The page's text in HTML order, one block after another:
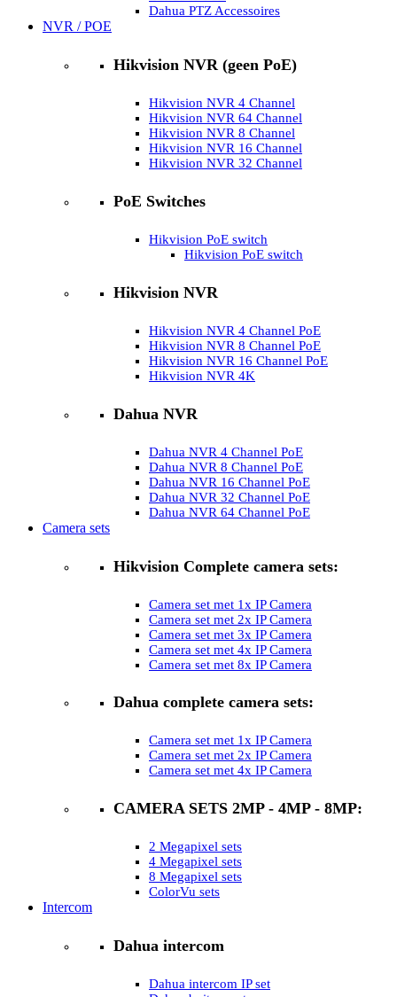
Dahua PTZ Accessoires
NVR / POE
Hikvision NVR (geen PoE)
Hikvision NVR 4 Channel
Hikvision NVR 64 Channel
Hikvision NVR 8 Channel
Hikvision NVR 16 Channel
Hikvision NVR 32 Channel
PoE Switches
Hikvision PoE switch
Hikvision PoE switch
Hikvision NVR
Hikvision NVR 4 Channel PoE
Hikvision NVR 8 Channel PoE
Hikvision NVR 16 Channel PoE
Hikvision NVR 4K
Dahua NVR
Dahua NVR 4 Channel PoE
Dahua NVR 8 Channel PoE
Dahua NVR 16 Channel PoE
Dahua NVR 32 Channel PoE
Dahua NVR 64 Channel PoE
Camera sets
Hikvision Complete camera sets:
Camera set met 1x IP Camera
Camera set met 2x IP Camera
Camera set met 3x IP Camera
Camera set met 4x IP Camera
Camera set met 8x IP Camera
Dahua complete camera sets:
Camera set met 1x IP Camera
Camera set met 2x IP Camera
Camera set met 4x IP Camera
CAMERA SETS 2MP - 4MP - 8MP:
2 Megapixel sets
4 Megapixel sets
8 Megapixel sets
ColorVu sets
Intercom
Dahua intercom
Dahua intercom IP set